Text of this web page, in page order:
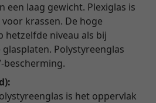
een laag gewicht. Plexiglas is
krassen. De hoge
niveau als bij
Polystyreenglas
bescherming.
is het oppervlak